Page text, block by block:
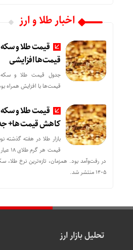
اخبار طلا و ارز
قیمت‌ها افزایشی
جدول قیمت طلا و سکه
قیمت‌ها با افزایش همراه
کاهش قیمت ها+
بازار طلا در هفته گذشته
۱۴۰۵ منتشر شد.
تحلیل بازار ارز